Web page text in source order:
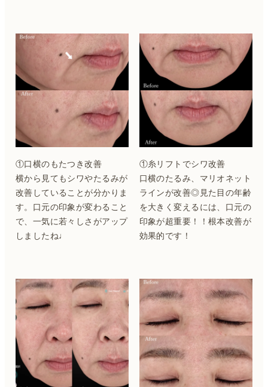
①口横のもたつき改善
横から見てもシワやたるみが
改善していることが分かりま
す。口元の印象が変わること
で、一気に若々しさがアップ
しましたね♩
①糸リフトでシワ改善
口横のたるみ、マリオネット
ラインが改善◎見た目の年齢
を大きく変えるには、口元の
印象が超重要！！根本改善が
効果的です！